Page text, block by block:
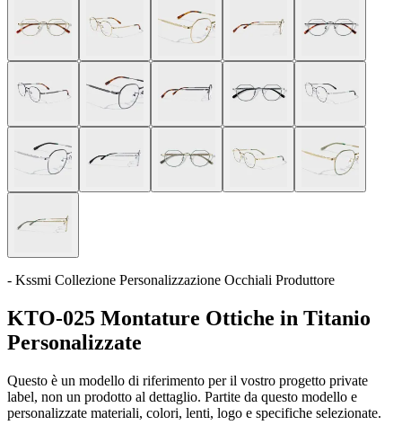
- Kssmi Collezione Personalizzazione Occhiali Produttore
KTO-025 Montature Ottiche in Titanio
Personalizzate
Questo è un modello di riferimento per il vostro progetto private
label, non un prodotto al dettaglio. Partite da questo modello e
personalizzate materiali, colori, lenti, logo e specifiche selezionate.